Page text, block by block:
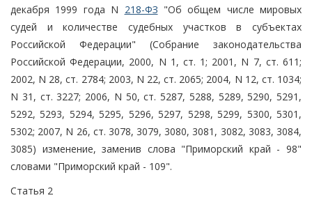
декабря 1999 года N 218-ФЗ "Об общем числе мировых
судей и количестве судебных участков в субъектах
Российской Федерации" (Собрание законодательства
Российской Федерации, 2000, N 1, ст. 1; 2001, N 7, ст. 611;
2002, N 28, ст. 2784; 2003, N 22, ст. 2065; 2004, N 12, ст. 1034;
N 31, ст. 3227; 2006, N 50, ст. 5287, 5288, 5289, 5290, 5291,
5292, 5293, 5294, 5295, 5296, 5297, 5298, 5299, 5300, 5301,
5302; 2007, N 26, ст. 3078, 3079, 3080, 3081, 3082, 3083, 3084,
3085) изменение, заменив слова "Приморский край - 98"
словами "Приморский край - 109".
Статья 2